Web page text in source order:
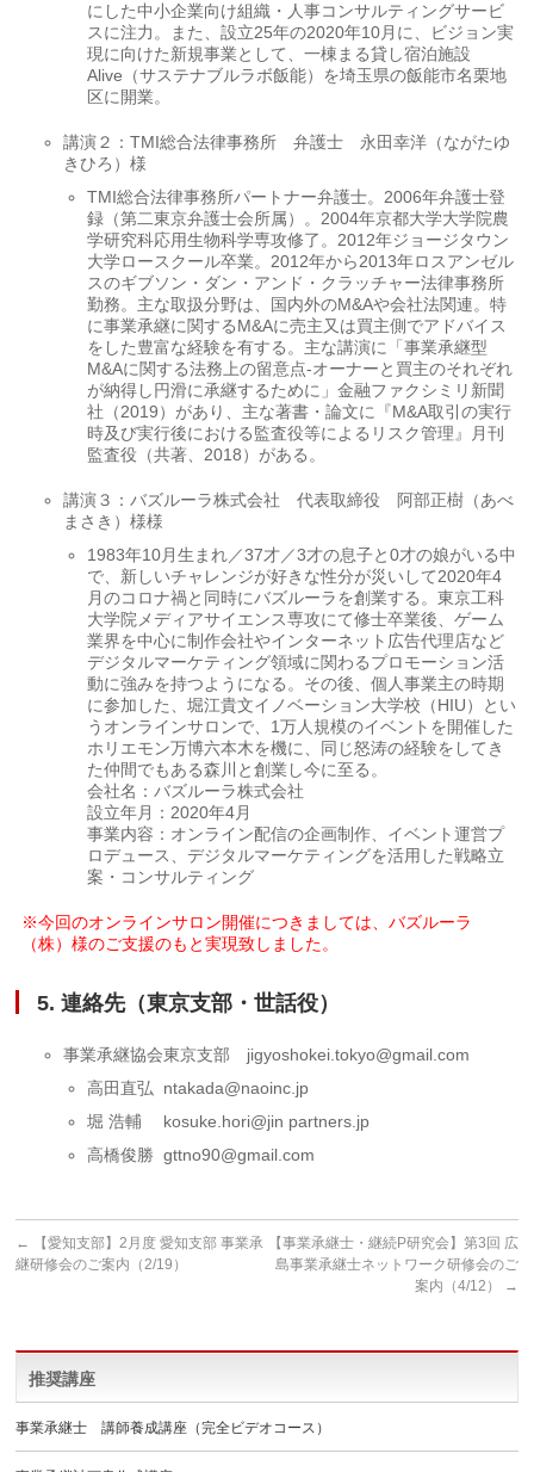
にした中小企業向け組織・人事コンサルティングサービ
スに注力。また、設立25年の2020年10月に、ビジョン実
現に向けた新規事業として、一棟まる貸し宿泊施設
Alive（サステナブルラボ飯能）を埼玉県の飯能市名栗地
区に開業。
講演２：TMI総合法律事務所 弁護士 永田幸洋（ながたゆ
きひろ）様
TMI総合法律事務所パートナー弁護士。2006年弁護士登
録（第二東京弁護士会所属）。2004年京都大学大学院農
学研究科応用生物科学専攻修了。2012年ジョージタウン
大学ロースクール卒業。2012年から2013年ロスアンゼル
スのギブソン・ダン・アンド・クラッチャー法律事務所
勤務。主な取扱分野は、国内外のM&Aや会社法関連。特
に事業承継に関するM&Aに売主又は買主側でアドバイス
をした豊富な経験を有する。主な講演に「事業承継型
M&Aに関する法務上の留意点‐オーナーと買主のそれぞれ
が納得し円滑に承継するために」金融ファクシミリ新聞
社（2019）があり、主な著書・論文に『M&A取引の実行
時及び実行後における監査役等によるリスク管理』月刊
監査役（共著、2018）がある。
講演３：バズルーラ株式会社 代表取締役 阿部正樹（あべ
まさき）様様
1983年10月生まれ／37才／3才の息子と0才の娘がいる中
で、新しいチャレンジが好きな性分が災いして2020年4
月のコロナ禍と同時にバズルーラを創業する。東京工科
大学院メディアサイエンス専攻にて修士卒業後、ゲーム
業界を中心に制作会社やインターネット広告代理店など
デジタルマーケティング領域に関わるプロモーション活
動に強みを持つようになる。その後、個人事業主の時期
に参加した、堀江貴文イノベーション大学校（HIU）とい
うオンラインサロンで、1万人規模のイベントを開催した
ホリエモン万博六本木を機に、同じ怒涛の経験をしてき
た仲間でもある森川と創業し今に至る。
会社名：バズルーラ株式会社
設立年月：2020年4月
事業内容：オンライン配信の企画制作、イベント運営プ
ロデュース、デジタルマーケティングを活用した戦略立
案・コンサルティング
※今回のオンラインサロン開催につきましては、バズルーラ
（株）様のご支援のもと実現致しました。
5. 連絡先（東京支部・世話役）
事業承継協会東京支部 jigyoshokei.tokyo@gmail.com
高田直弘 ntakada@naoinc.jp
堀 浩輔 kosuke.hori@jin partners.jp
高橋俊勝 gttno90@gmail.com
←
【愛知支部】2月度 愛知支部 事業承
継研修会のご案内（2/19）
【事業承継士・継続P研究会】第3回 広
島事業承継士ネットワーク研修会のご
案内（4/12）
→
推奨講座
事業承継士 講師養成講座（完全ビデオコース）